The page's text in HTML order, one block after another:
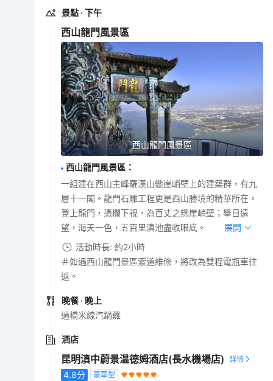
景點 · 下午
西山龍門風景區
西山龍門風景區
西山龍門風景區 ：
一組建在西山主峰羅漢山懸崖峭壁上的建築群，有九
層十一閣。龍門石雕工程更是西山勝境的精華所在。
登上龍門，憑欄下視，為百丈之懸崖峭壁；舉目遠
望，海天一色，五百里滇池盡收眼底。
展開
活動時長: 約2小時
＃如遇西山龍門景區索道維修，將改為雙程電瓶車往
返。
晚餐 · 晚上
過橋米線汽鍋雞
酒店
昆明滇中蔚景温德姆酒店(長水機場店)
4.8分 豪華型